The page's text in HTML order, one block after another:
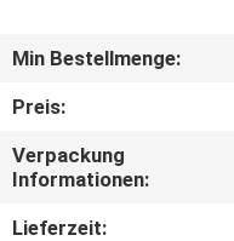
SIE
MIT
UNS
IN
Min Bestellmenge:
Preis:
Verpackung
Informationen:
Lieferzeit: